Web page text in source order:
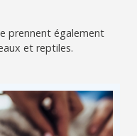
prennent également
et reptiles.